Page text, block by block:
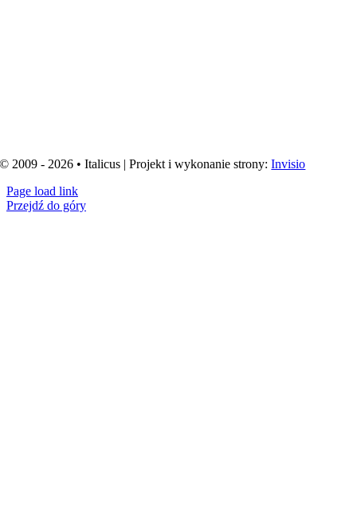
© 2009 - 2026 • Italicus | Projekt i wykonanie strony:Invisio
Page load link
Przejdź do góry